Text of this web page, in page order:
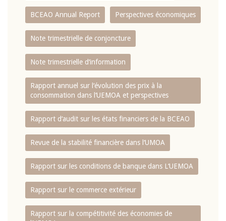
BCEAO Annual Report Perspectives économiques
Note trimestrielle de conjoncture
Note trimestrielle d‘information
Rapport annuel sur l‘évolution des prix à la
consommation dans l‘UEMOA et perspectives
Rapport d‘audit sur les états financiers de la BCEAO
Revue de la stabilité financière dans l‘UMOA
Rapport sur les conditions de banque dans L‘UEMOA
Rapport sur le commerce extérieur
Rapport sur la compétitivité des économies de